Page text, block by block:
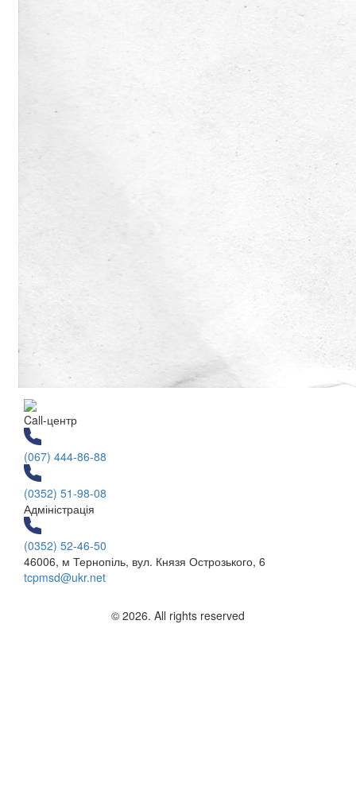
Call-центр
(067) 444-86-88
(0352) 51-98-08
Адміністрація
(0352) 52-46-50
46006, м Тернопіль, вул. Князя Острозького, 6
tcpmsd@ukr.net
© 2026. All rights reserved